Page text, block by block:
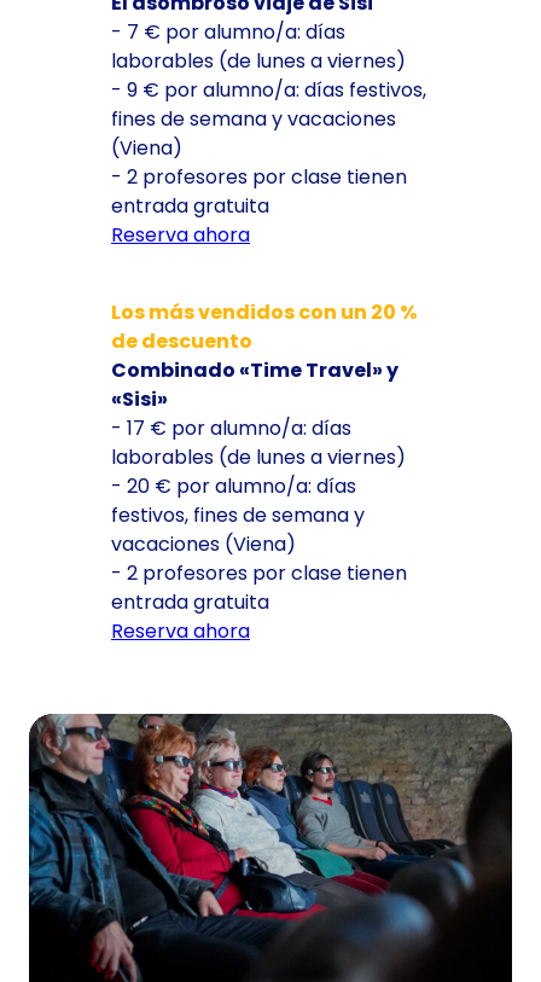
- 7 € por alumno/a: días
laborables (de lunes a viernes)
- 9 € por alumno/a: días festivos,
fines de semana y vacaciones
(Viena)
- 2 profesores por clase tienen
entrada gratuita
Reserva ahora
Los más vendidos con un 20 %
de descuento
Combinado «Time Travel» y
«Sisi»
- 17 € por alumno/a: días
laborables (de lunes a viernes)
- 20 € por alumno/a: días
festivos, fines de semana y
vacaciones (Viena)
- 2 profesores por clase tienen
entrada gratuita
Reserva ahora